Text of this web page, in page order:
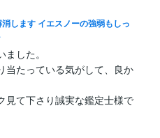
します イエスノーの強弱もしっ
した。
当たっている気がして、良か
見て下さり誠実な鑑定士様で